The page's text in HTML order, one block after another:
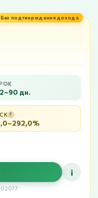
Без подтверждения дохода
дн.
?
i